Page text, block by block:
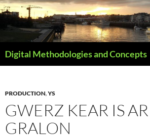
Aller
au
contenu
Digital Methodologies and Concepts
PRODUCTION,YS
GWERZ KEAR IS
GRALON